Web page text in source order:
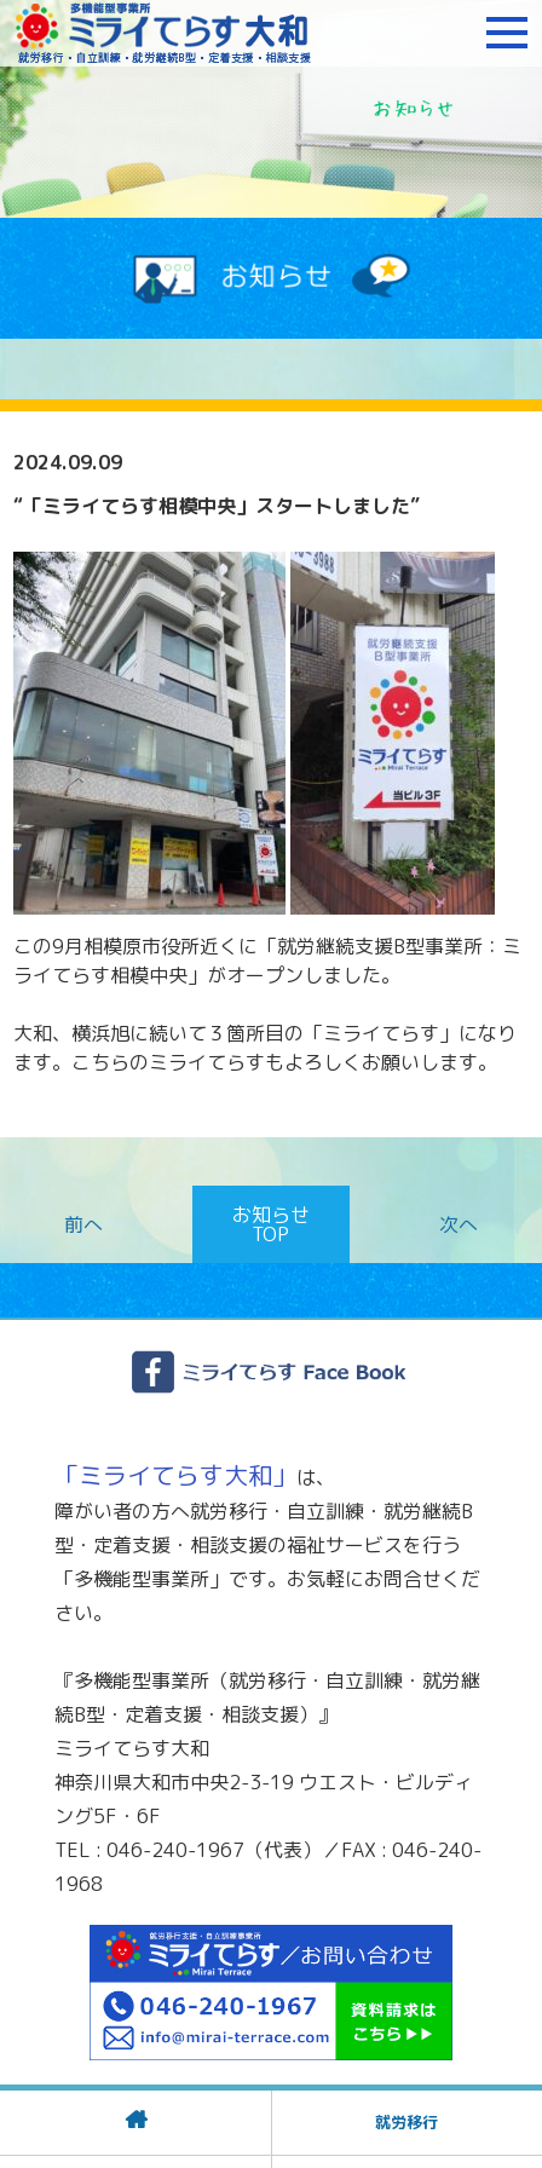
障がいをお持ちの方へ
2024.09.09
“「ミライてらす相模中央」スタートしました”
この9月相模原市役所近くに「就労継続支援B型事業所：ミ
ライてらす相模中央」がオープンしました。
大和、横浜旭に続いて３箇所目の「ミライてらす」になり
ます。こちらのミライてらすもよろしくお願いします。
お知らせ
TOP
「ミライてらす大和」 は、
障がい者の方へ就労移行・自立訓練・就労継続B
型・定着支援・相談支援の福祉サービスを行う
「多機能型事業所」です。お気軽にお問合せくだ
さい。
『多機能型事業所（就労移行・自立訓練・就労継
続B型・定着支援・相談支援）』
ミライてらす大和
神奈川県大和市中央2-3-19 ウエスト・ビルディ
ング5F・6F
TEL : 046-240-1967（代表）／FAX : 046-240-
1968
就労移行